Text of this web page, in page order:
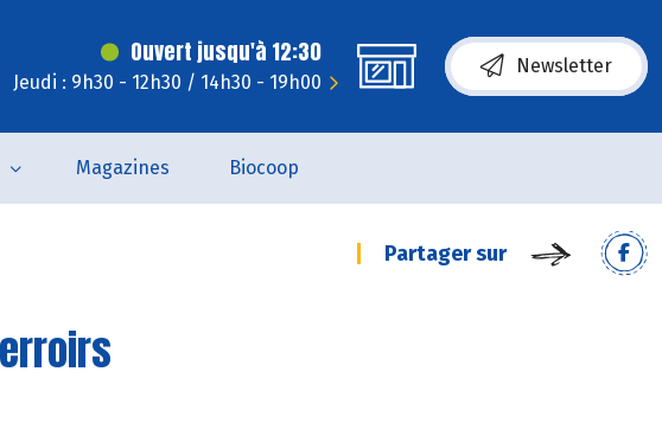
Ouvert jusqu'à 12:30
Jeudi : 9h30 - 12h30 / 14h30 - 19h00
Newsletter
Magazines Biocoop
Partager sur